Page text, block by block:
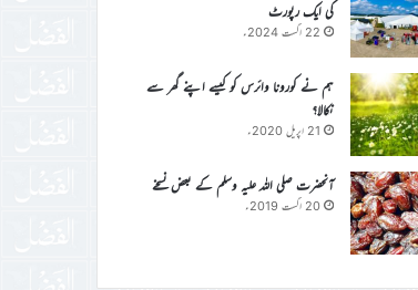
کی ایک رپورٹ
22 اگست 2024ء
ہم نے کورونا وائرس کو کیسے اپنے گھر سے
نکالا؟
21 اپریل 2020ء
آنحضرت صلی اللہ علیہ وسلم کے بعض نسخے
20 اگست 2019ء